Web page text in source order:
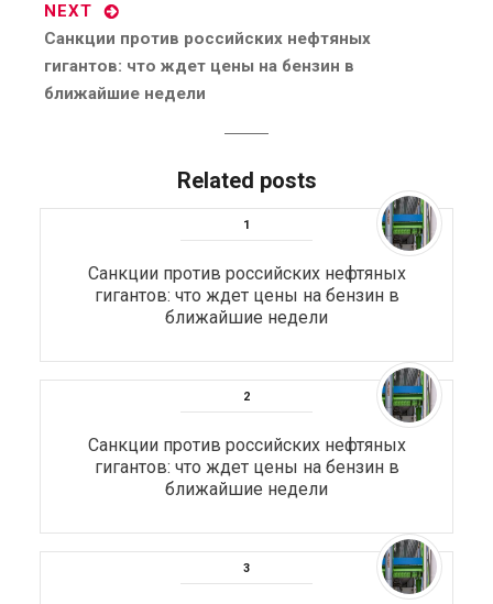
NEXT
Next
post:
Санкции против российских нефтяных
гигантов: что ждет цены на бензин в
ближайшие недели
Related posts
Санкции против российских нефтяных
гигантов: что ждет цены на бензин в
ближайшие недели
Санкции против российских нефтяных
гигантов: что ждет цены на бензин в
ближайшие недели